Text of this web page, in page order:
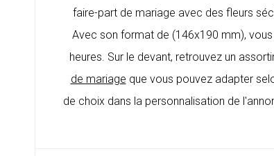
faire-part de mariage avec des fleurs
Avec son format de (146x190 mm),
heures. Sur le devant, retrouvez un
de mariage que vous pouvez adapter
de choix dans la personnalisation de